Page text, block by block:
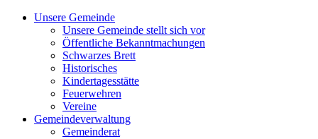
Unsere Gemeinde
Unsere Gemeinde stellt sich vor
Öffentliche Bekanntmachungen
Schwarzes Brett
Historisches
Kindertagesstätte
Feuerwehren
Vereine
Gemeindeverwaltung
Gemeinderat